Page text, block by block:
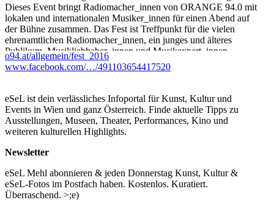
Dieses Event bringt Radiomacher_innen von ORANGE 94.0 mit
lokalen und internationalen Musiker_innen für einen Abend auf
der Bühne zusammen. Das Fest ist Treffpunkt für die vielen
ehrenamtlichen Radiomacher_innen, ein junges und älteres
Publikum, Musikliebhaber_innen und Musikexpert_innen.
LINE-UP:
(AT) live
NKISI (UK/BE) DJ-Set
JOHN T. GAST (UK) live
GRRR (AT) DJ-Set
Radiomacher_innen on the decks:
50 HZ I TRISTAN BATH (GLOBAL
UNDERGROUND) I RADIO GRILLE I CARPE
NOCTEM aka Vid Jeraj (GLAZBA PROTIV
VETRENJA?A)
Paperartwork: NINA PRADER (PAPER & TAPE)
o94.at/allgemein/fest_2016
www.facebook.com/…/491103654417520
eSeL ist dein verlässliches Infoportal für Kunst, Kultur und
Events in Wien und ganz Österreich. Finde aktuelle Tipps zu
Ausstellungen, Museen, Theater, Performances, Kino und
weiteren kulturellen Highlights.
Newsletter
eSeL Mehl abonnieren & jeden Donnerstag Kunst, Kultur &
eSeL-Fotos im Postfach haben. Kostenlos. Kuratiert.
Überraschend. >;e)